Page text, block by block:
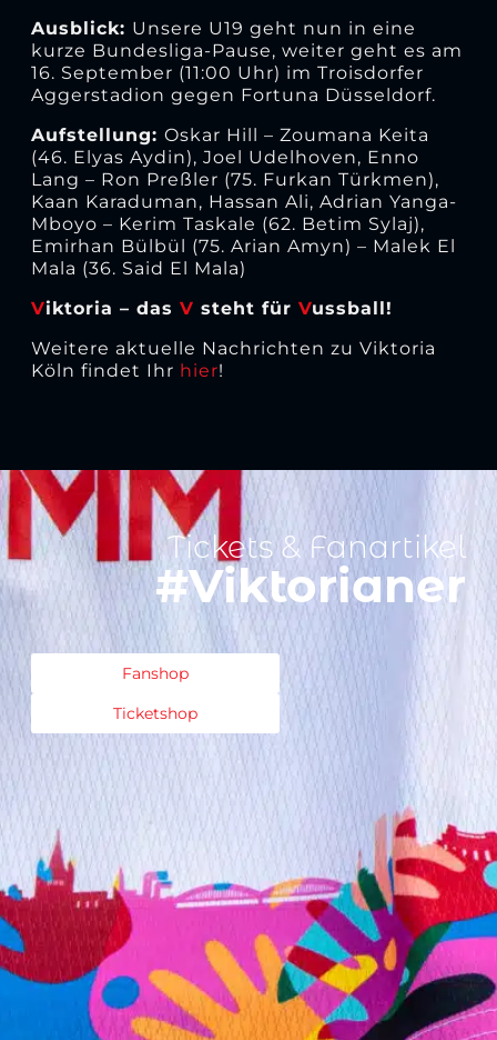
Ausblick: Unsere U19 geht nun in eine
kurze Bundesliga-Pause, weiter geht es am
16. September (11:00 Uhr) im Troisdorfer
Aggerstadion gegen Fortuna Düsseldorf.
Aufstellung: Oskar Hill – Zoumana Keita
(46. Elyas Aydin), Joel Udelhoven, Enno
Lang – Ron Preßler (75. Furkan Türkmen),
Kaan Karaduman, Hassan Ali, Adrian Yanga-
Mboyo – Kerim Taskale (62. Betim Sylaj),
Emirhan Bülbül (75. Arian Amyn) – Malek El
Mala (36. Said El Mala)
Viktoria – das V steht für Vussball!
Weitere aktuelle Nachrichten zu Viktoria
Köln findet Ihr hier!
Tickets & Fanartikel
#Viktorianer
Fanshop
Ticketshop